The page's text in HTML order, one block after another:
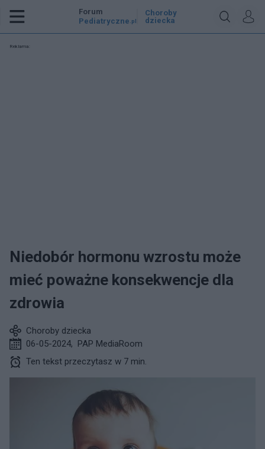
Forum
Pediatryczne .pl
Choroby
dziecka
Reklama:
Niedobór hormonu wzrostu może
mieć poważne konsekwencje dla
zdrowia
Choroby dziecka
06-05-2024, PAP MediaRoom
Ten tekst przeczytasz w 7 min.